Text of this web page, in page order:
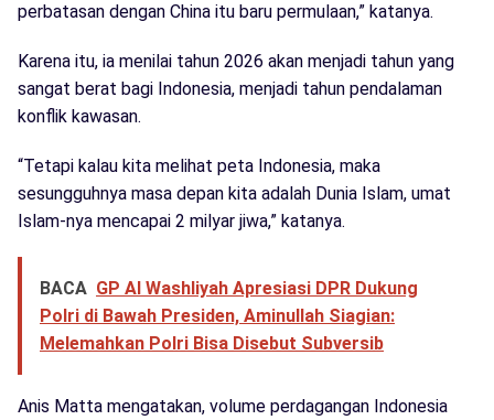
perbatasan dengan China itu baru permulaan,” katanya.
Karena itu, ia menilai tahun 2026 akan menjadi tahun yang
sangat berat bagi Indonesia, menjadi tahun pendalaman
konflik kawasan.
“Tetapi kalau kita melihat peta Indonesia, maka
sesungguhnya masa depan kita adalah Dunia Islam, umat
Islam-nya mencapai 2 milyar jiwa,” katanya.
BACA GP Al Washliyah Apresiasi DPR Dukung
Polri di Bawah Presiden, Aminullah Siagian:
Melemahkan Polri Bisa Disebut Subversib
Anis Matta mengatakan, volume perdagangan Indonesia